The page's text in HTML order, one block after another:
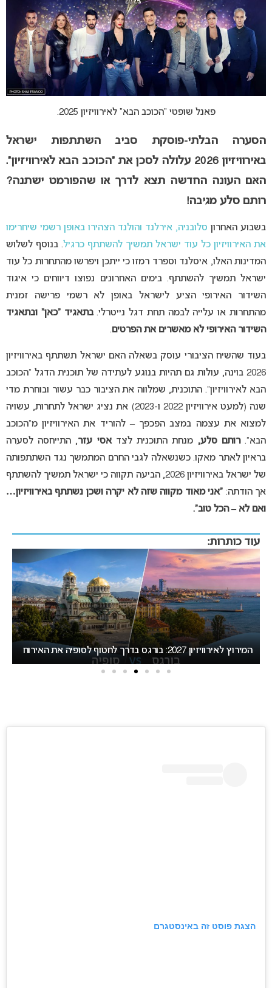
פאנל שופטי “הכוכב הבא” לאירוויזיון 2025.
הסערה הבלתי-פוסקת סביב השתתפות ישראל
באירוויזיון 2026 עלולה לסכן את “הכוכב הבא לאירוויזיון”.
האם העונה החדשה תצא לדרך או שהפורמט ישתנה?
רותם סלע מגיבה!
בשבוע האחרון סלובניה, אירלנד והולנד הצהירו באופן רשמי שיחרימו
את האירוויזיון כל עוד ישראל תמשיך להשתתף כרגיל. בנוסף לשלוש
המדינות האלו, איסלנד וספרד רמזו כי ייתכן ויפרשו מהתחרות כל עוד
ישראל תמשיך להשתתף. בימים האחרונים נפוצו דיווחים כי איגוד
השידור האירופי הציע לישראל באופן לא רשמי פרישה זמנית
מהתחרות או עלייה לבמה תחת דגל נייטרלי.בתאגיד “כאן” ובתאגיד
השידור האירופי לא מאשרים את הפרטים.
בעוד שהשיח הציבורי עוסק בשאלה האם ישראל תשתתף באירוויזיון
2026 בוינה, עולות גם תהיות בנוגע לעתידה של תוכנית הדגל “הכוכב
הבא לאירוויזיון”. התוכנית, שמלווה את הציבור כבר עשור ובוחרת מדי
שנה (למעט אירוויזיון 2022 ו-2023) את נציג ישראל לתחרות, עשויה
למצוא את עצמה במצב הפכפך – להוריד את האירוויזיון מ”הכוכב
הבא”.רותם סלע, מנחת התוכנית לצדאסי עזר, התייחסה לסערה
בראיון לאתר מאקו. כשנשאלה לגבי החרם המתמשך נגד השתתפותה
של ישראל באירוויזיון 2026, הביעה תקווה כי ישראל תמשיך להשתתף
אך הודתה: “אני מאוד מקווה שזה לא יקרה ושכן נשתתף באירוויזיון…
ואם לא – הכל טוב”.
עוד כותרות:
אירוויזיון 2027 עשוי לאמץ שיטת הצבעה חדשה שתפגע
בישראל
הצגת פוסט זה באינסטגרם